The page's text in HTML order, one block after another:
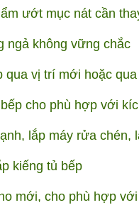
ướt mục nát cần
ngả không vững chắc
qua vị trí mới hoặc
cho phù hợp với
lắp máy rửa chén,
kiếng tủ bếp
mới, cho phù hợp